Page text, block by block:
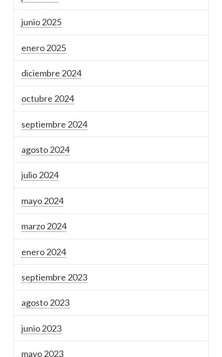
junio 2025
enero 2025
diciembre 2024
octubre 2024
septiembre 2024
agosto 2024
julio 2024
mayo 2024
marzo 2024
enero 2024
septiembre 2023
agosto 2023
junio 2023
mayo 2023